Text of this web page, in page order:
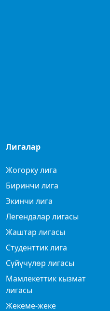
Лигалар
Жогорку лига
Биринчи лига
Экинчи лига
Легендалар лигасы
Жаштар лигасы
Студенттик лига
Сүйүчүлөр лигасы
Мамлекеттик кызмат
лигасы
Жекеме-жеке